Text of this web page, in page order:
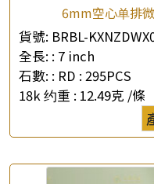
6mm空心单排
貨號: BRBL-
全長: : 7 inch
石數: : RD : 295PCS
18k 约重 : 12.49克 /條